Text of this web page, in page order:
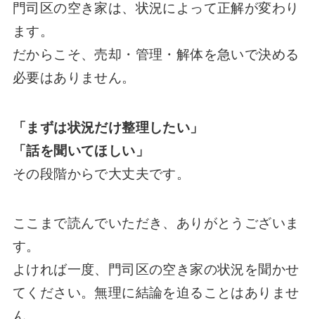
門司区の空き家は、状況によって正解が変わり
ます。
だからこそ、売却・管理・解体を急いで決める
必要はありません。
「まずは状況だけ整理したい」
「話を聞いてほしい」
その段階からで大丈夫です。
ここまで読んでいただき、ありがとうございま
す。
よければ一度、門司区の空き家の状況を聞かせ
てください。無理に結論を迫ることはありませ
ん。